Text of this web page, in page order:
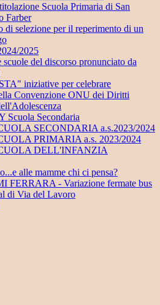
Scuola Primaria di San
Farber
di selezione per il reperimento di un
2025
del discorso pronunciato da
iniziative per celebrare
Convenzione ONU dei Diritti
Scuola Secondaria
SECONDARIA a.s.2023/2024
PRIMARIA a.s. 2023/2024
DELL'INFANZIA
alle mamme chi ci pensa?
FERRARA - Variazione fermate bus
di Via del Lavoro